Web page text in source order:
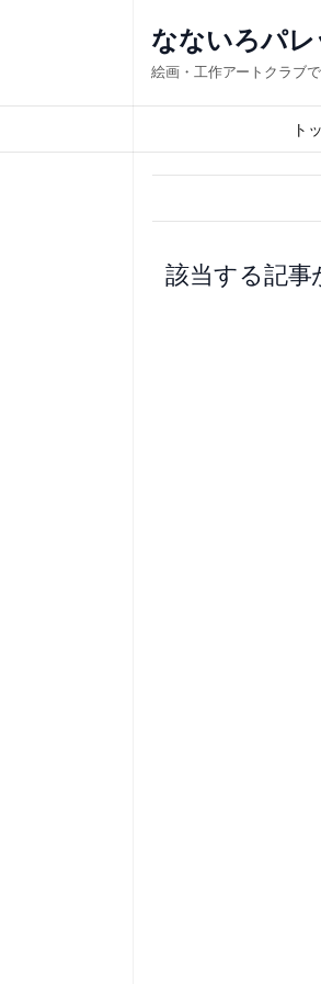
ス
キ
なないろパ
絵画・工作アートクラブ
ト
該当する記事